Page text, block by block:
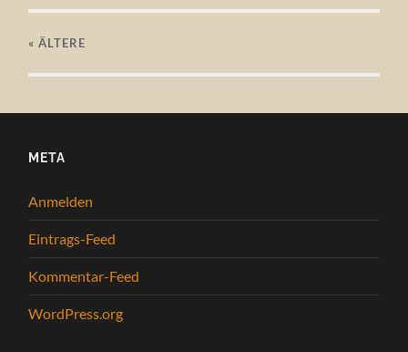
« ÄLTERE
META
Anmelden
Eintrags-Feed
Kommentar-Feed
WordPress.org